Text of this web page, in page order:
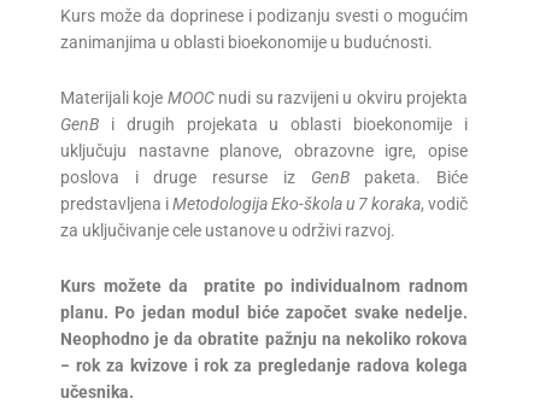
Kurs može da doprinese i podizanju svesti o mogućim
zanimanjima u oblasti bioekonomije u budućnosti.
Materijali koje MOOCnudi su razvijeni u okviru projekta
GenB i drugih projekata u oblasti bioekonomije i
uključuju nastavne planove, obrazovne igre, opise
poslova i druge resurse iz GenBpaketa. Biće
predstavljena iMetodologija Eko-škola u 7 koraka, vodič
za uključivanje cele ustanove u održivi razvoj.
Kurs možete da pratite po individualnom radnom
planu. Po jedan modul biće započet svake nedelje.
Neophodno je da obratite pažnju na nekoliko rokova
− rok za kvizove i rok za pregledanje radova kolega
učesnika.